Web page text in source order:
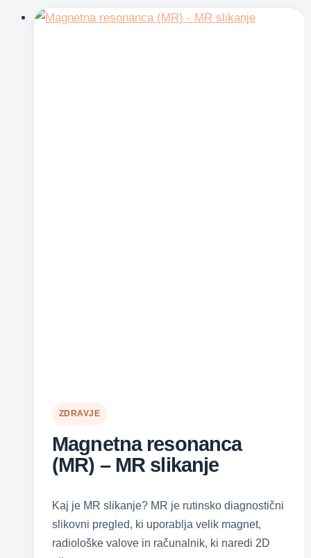
ZDRAVJE
Magnetna resonanca
(MR) – MR slikanje
Kaj je MR slikanje? MR je rutinsko diagnostični
slikovni pregled, ki uporablja velik magnet,
radiološke valove in računalnik, ki naredi 2D